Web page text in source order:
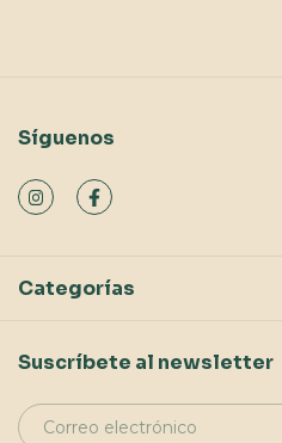
Síguenos
Categorías
Suscríbete al newsletter